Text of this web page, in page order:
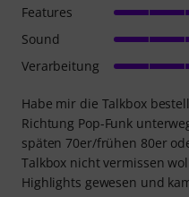
Habe mir die Talkbox
Richtung Pop-Funk
späten 70er/frühen 80er
Talkbox nicht vermissen
Highlights gewesen und
Features
Sound
Verarbeitung